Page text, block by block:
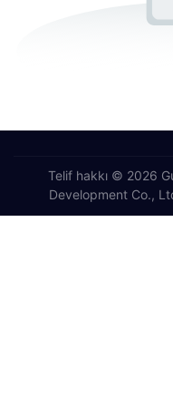
Telif hakkı © 2026
Development Co.,